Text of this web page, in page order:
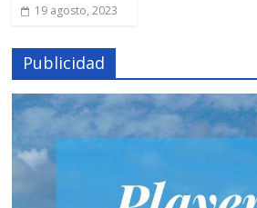
19 agosto, 2023
Publicidad